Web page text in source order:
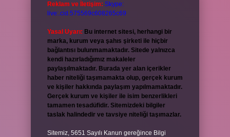
Reklam ve İletişim: Skype:
live:.cid.575569c608265c69
Yasal Uyarı: Bu internet sitesi, herhangi bir
marka, kurum veya şahıs şirketi ile hiçbir
bağlantısı bulunmamaktadır. Sitede yalnızca
kendi hazırladığımız makaleler
paylaşılmaktadır. Burada yer alan içerikler
haber niteliği taşımamakta olup, gerçek kurum
ve kişiler hakkında paylaşım yapılmamaktadır.
Gerçek kurum ve kişiler ile isim benzerlikleri
tamamen tesadüfidir. Sitemizdeki bilgiler
taslak halindedir ve tavsiye niteliği taşımazlar.
Sitemiz, 5651 Sayılı Kanun gereğince Bilgi